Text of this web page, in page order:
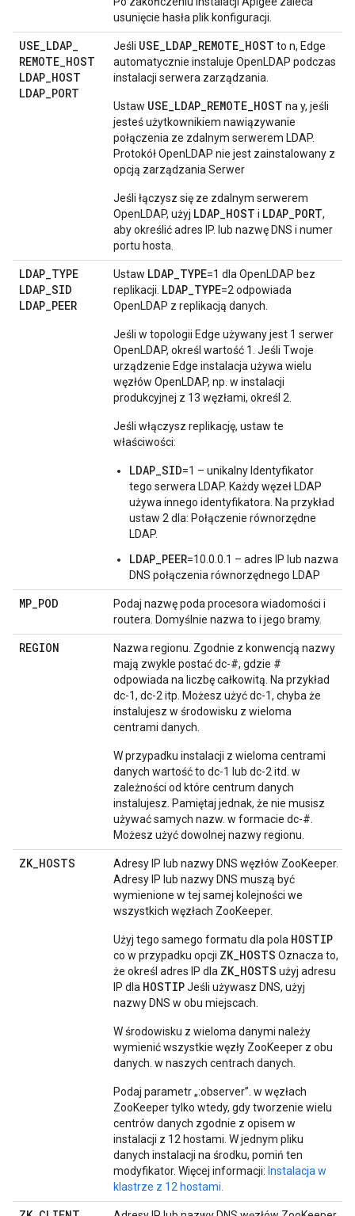
usunięcie hasła plik konfiguracji.
USE_LDAP_
REMOTE_HOST
LDAP_HOST
LDAP_PORT
Jeśli USE_LDAP_REMOTE_HOST to n, Edge
automatycznie instaluje OpenLDAP podczas
instalacji serwera zarządzania.
Ustaw USE_LDAP_REMOTE_HOST na y, jeśli
jesteś użytkownikiem nawiązywanie
połączenia ze zdalnym serwerem LDAP.
Protokół OpenLDAP nie jest zainstalowany z
opcją zarządzania Serwer
Jeśli łączysz się ze zdalnym serwerem
OpenLDAP, użyj LDAP_HOST i LDAP_PORT,
aby określić adres IP. lub nazwę DNS i numer
portu hosta.
LDAP_TYPE
LDAP_SID
LDAP_PEER
Ustaw LDAP_TYPE=1 dla OpenLDAP bez
replikacji. LDAP_TYPE=2 odpowiada
OpenLDAP z replikacją danych.
Jeśli w topologii Edge używany jest 1 serwer
OpenLDAP, określ wartość 1. Jeśli Twoje
urządzenie Edge instalacja używa wielu
węzłów OpenLDAP, np. w instalacji
produkcyjnej z 13 węzłami, określ 2.
Jeśli włączysz replikację, ustaw te
właściwości:
LDAP_SID=1 – unikalny Identyfikator
tego serwera LDAP. Każdy węzeł LDAP
używa innego identyfikatora. Na przykład
ustaw 2 dla: Połączenie równorzędne
LDAP.
LDAP_PEER=10.0.0.1 – adres IP lub nazwa
DNS połączenia równorzędnego LDAP
MP_POD
Podaj nazwę poda procesora wiadomości i
routera. Domyślnie nazwa to i jego bramy.
REGION
Nazwa regionu. Zgodnie z konwencją nazwy
mają zwykle postać dc-#, gdzie #
odpowiada na liczbę całkowitą. Na przykład
dc-1, dc-2 itp. Możesz użyć dc-1, chyba że
instalujesz w środowisku z wieloma
centrami danych.
W przypadku instalacji z wieloma centrami
danych wartość to dc-1 lub dc-2 itd. w
zależności od które centrum danych
instalujesz. Pamiętaj jednak, że nie musisz
używać samych nazw. w formacie dc-#.
Możesz użyć dowolnej nazwy regionu.
ZK_HOSTS
Adresy IP lub nazwy DNS węzłów ZooKeeper.
Adresy IP lub nazwy DNS muszą być
wymienione w tej samej kolejności we
wszystkich węzłach ZooKeeper.
Użyj tego samego formatu dla pola HOSTIP
co w przypadku opcji ZK_HOSTS Oznacza to,
że określ adres IP dla ZK_HOSTS użyj adresu
IP dla HOSTIPJeśli używasz DNS, użyj
nazwy DNS w obu miejscach.
W środowisku z wieloma danymi należy
wymienić wszystkie węzły ZooKeeper z obu
danych. w naszych centrach danych.
Podaj parametr „:observer”. w węzłach
ZooKeeper tylko wtedy, gdy tworzenie wielu
centrów danych zgodnie z opisem w
instalacji z 12 hostami. W jednym pliku
danych instalacji na środku, pomiń ten
modyfikator. Więcej informacji: Instalacja w
klastrze z 12 hostami.